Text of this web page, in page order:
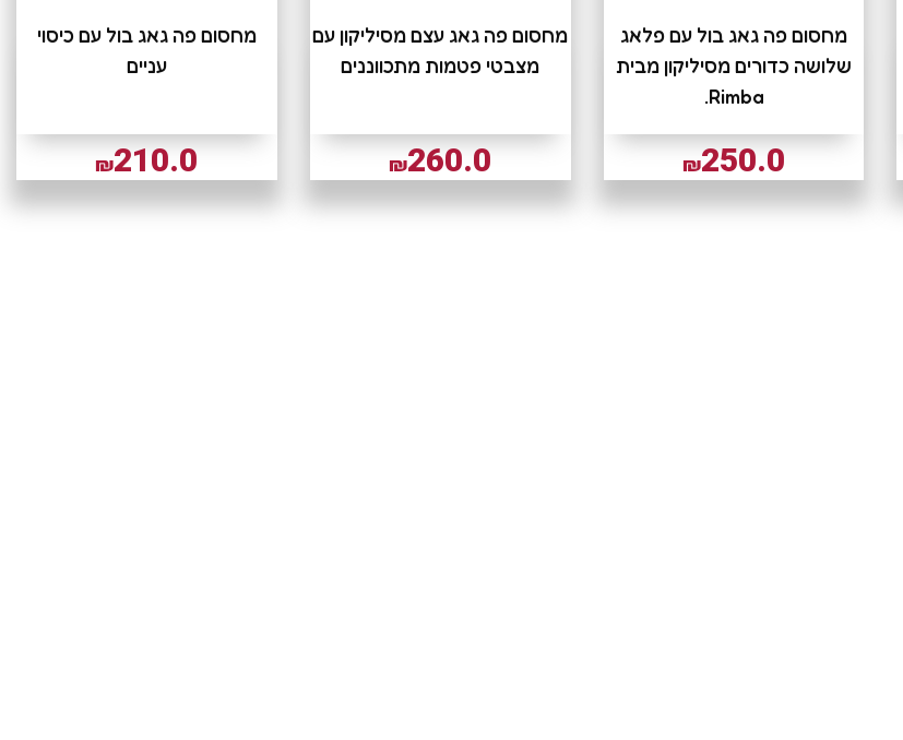
מחסום פה גאג בול עם פלאג
שלושה כדורים מסיליקון מבית
Rimba.
₪250.0
מחסום פה גאג עצם מסיליקון עם
מצבטי פטמות מתכווננים
₪260.0
מחסום פה גאג בול עם כיסוי
עניים
₪210.0